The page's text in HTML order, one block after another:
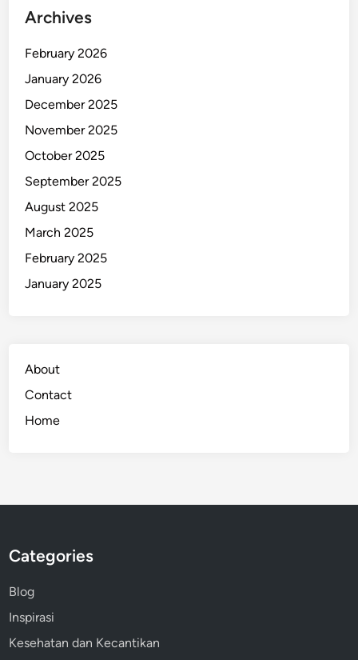
Archives
February 2026
January 2026
December 2025
November 2025
October 2025
September 2025
August 2025
March 2025
February 2025
January 2025
About
Contact
Home
Categories
Blog
Inspirasi
Kesehatan dan Kecantikan